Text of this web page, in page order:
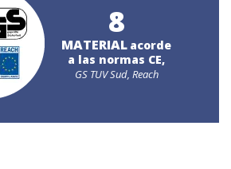
8
MATERIAL acorde
a las normas CE,
GS TUV Sud, Reach